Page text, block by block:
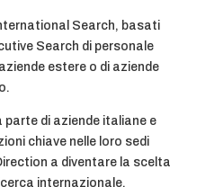
Search, basati
Search di personale
estere o di aziende
di aziende italiane e
chiave nelle loro sedi
a diventare la scelta
internazionale.